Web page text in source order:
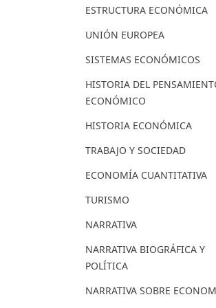
ESTRUCTURA ECONÓMICA
UNIÓN EUROPEA
SISTEMAS ECONÓMICOS
HISTORIA DEL
ECONÓMICO
HISTORIA ECONÓMICA
TRABAJO Y SOCIEDAD
ECONOMÍA CUANTITATIVA
TURISMO
NARRATIVA
NARRATIVA BIOGRÁFICA Y
POLÍTICA
NARRATIVA SOBRE